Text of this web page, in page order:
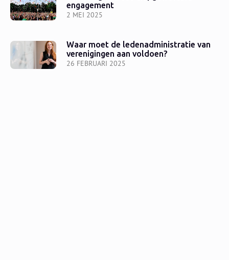
2 MEI 2025
engagement
26 FEBRUARI 2025
Waar moet de ledenadministratie van
verenigingen aan voldoen?